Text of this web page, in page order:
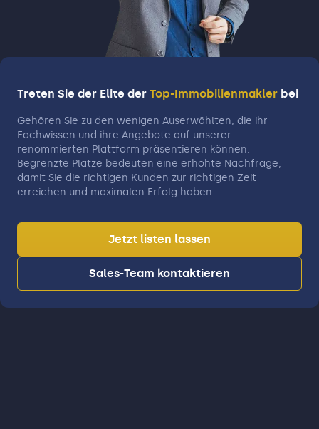
Treten Sie der Elite der Top-Immobilienmakler bei
Gehören Sie zu den wenigen Auserwählten, die ihr
Fachwissen und ihre Angebote auf unserer
renommierten Plattform präsentieren können.
Begrenzte Plätze bedeuten eine erhöhte Nachfrage,
damit Sie die richtigen Kunden zur richtigen Zeit
erreichen und maximalen Erfolg haben.
Jetzt listen lassen
Sales-Team kontaktieren